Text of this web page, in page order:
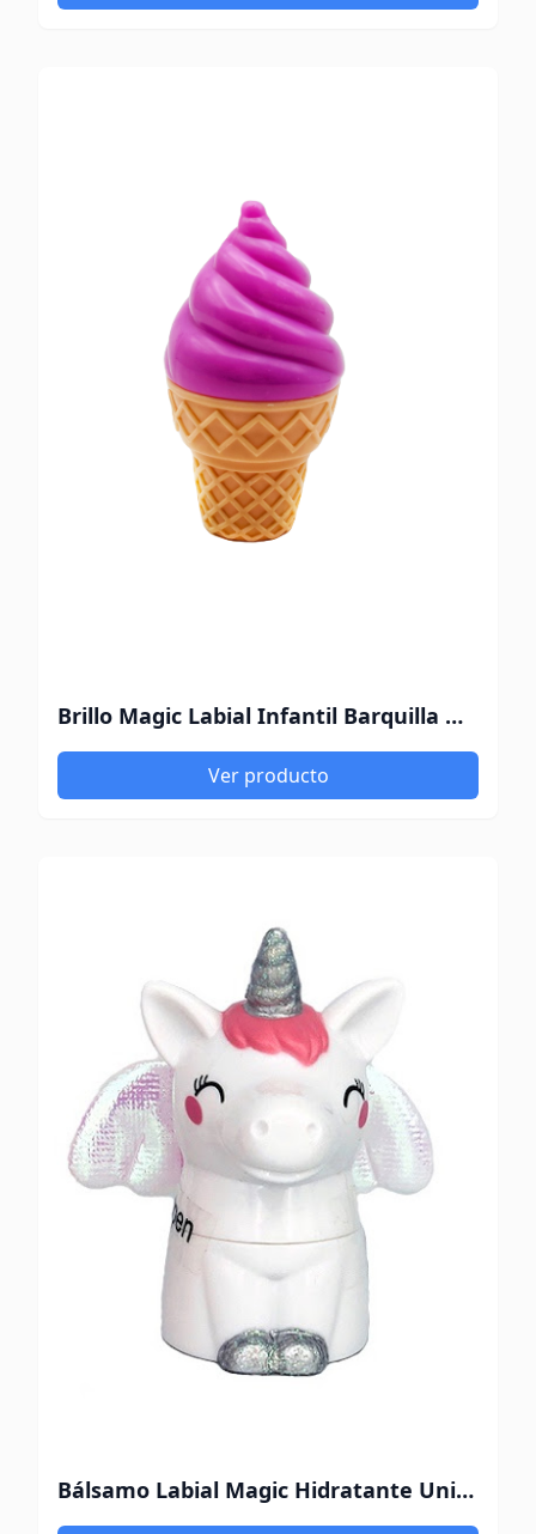
Brillo Magic Labial Infantil Barquilla Uva
Ver producto
Bálsamo Labial Magic Hidratante Unicornio Uva